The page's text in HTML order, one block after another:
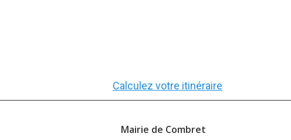
Calculez votre itinéraire
Mairie de Combret